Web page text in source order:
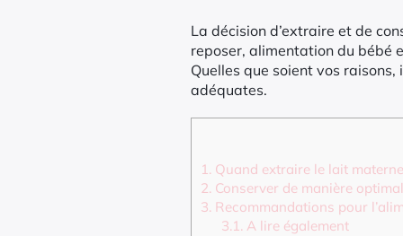
La décision d’extraire et de
reposer, alimentation du bébé
Quelles que soient vos
adéquates.
1. Quand extraire le lait
2. Conserver de manière
3. Recommandations pour
3.1.A lire également